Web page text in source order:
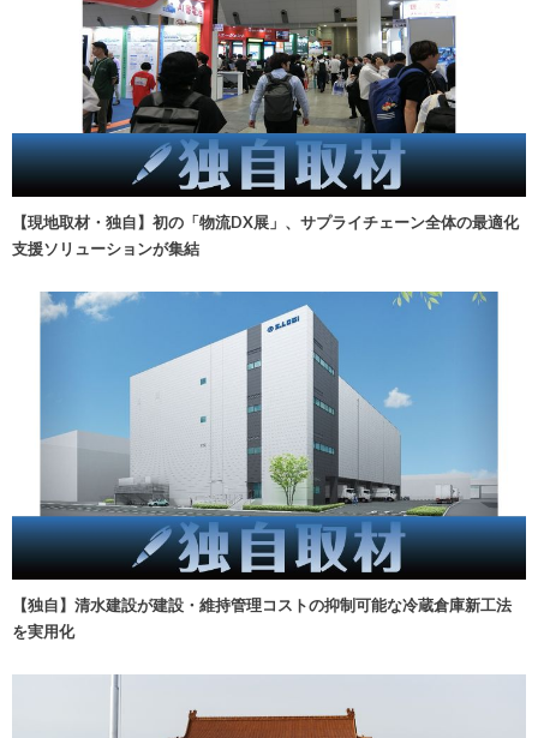
【現地取材・独自】初の「物流DX展」、サプライチェーン全体の最適化
支援ソリューションが集結
【独自】清水建設が建設・維持管理コストの抑制可能な冷蔵倉庫新工法
を実用化